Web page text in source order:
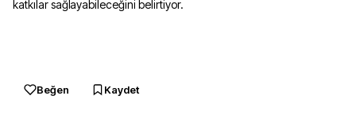
katkılar sağlayabileceğini belirtiyor.
Beğen Kaydet